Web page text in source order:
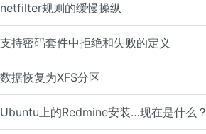
netfilter规则的缓慢操纵
支持密码套件中拒绝和失败的定义
数据恢复为XFS分区
Ubuntu上的Redmine安装…现在是什么？
1.2.3.4 -j ACCEPT